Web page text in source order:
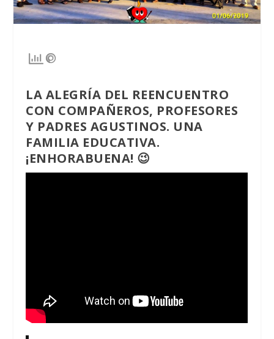
LA ALEGRÍA DEL REENCUENTRO
CON COMPAÑEROS, PROFESORES
Y PADRES AGUSTINOS. UNA
FAMILIA EDUCATIVA.
¡ENHORABUENA! 😉